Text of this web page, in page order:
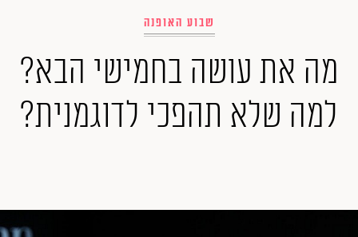
אופנה
ביוטי
סלבס
שבוע האופנה
מה את עושה בחמישי הבא?
למה שלא תהפכי לדוגמנית?